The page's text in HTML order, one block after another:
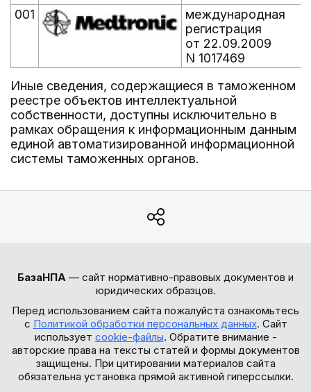
001
международная
регистрация
от 22.09.2009
N 1017469
Иные сведения, содержащиеся в таможенном
реестре объектов интеллектуальной
собственности, доступны исключительно в
рамках обращения к информационным данным
единой автоматизированной информационной
системы таможенных органов.
БазаНПА — сайт нормативно-правовых документов и
юридических образцов.
Перед использованием сайта пожалуйста ознакомьтесь
с Политикой обработки персональных данных. Сайт
использует cookie-файлы. Обратите внимание -
авторские права на тексты статей и формы документов
защищены. При цитировании материалов сайта
обязательна установка прямой активной гиперссылки.